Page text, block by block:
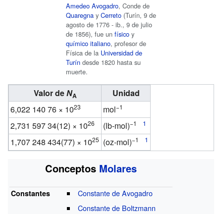
Amedeo Avogadro, Conde de
Quaregna y Cerreto (Turín, 9 de
agosto de 1776 - ib., 9 de julio
de 1856), fue un físico y
químico italiano, profesor de
Física de la Universidad de
Turín desde 1820 hasta su
muerte.
Valor deNA
Unidad
6,022 140 76 × 1023 mol−1
2,731 59734(12) × 1026 (lb-mol)−1
1,707248 434(77) × 1025 (oz-mol)−1
Conceptos Molares
Constantes
Constante de Avogadro
Constante de Boltzmann